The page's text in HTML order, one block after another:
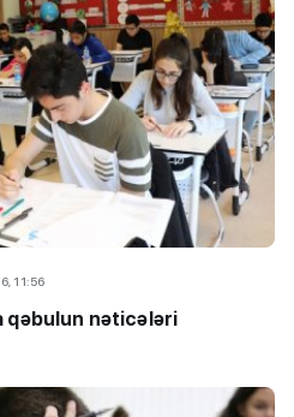
11:56
qəbulun nəticələri